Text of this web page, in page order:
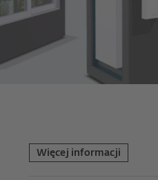
Więcej informacji